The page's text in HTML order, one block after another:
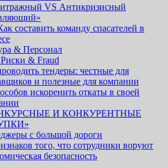
VS Антикризисный
составить команду спасателей в
& Персонал
& Fraud
тендеры: честные для
и полезные для компании
искоренить откаты в своей
И КОНКУРЕНТНЫЕ
с большой дороги
того, что сотрудники воруют
безопасность